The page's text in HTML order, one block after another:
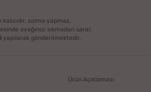
kalıcıdır, solma yapmaz.
ayağınızı sıkmadan sarar.
yapılarak gönderilmektedir.
Ürün Açıklaması